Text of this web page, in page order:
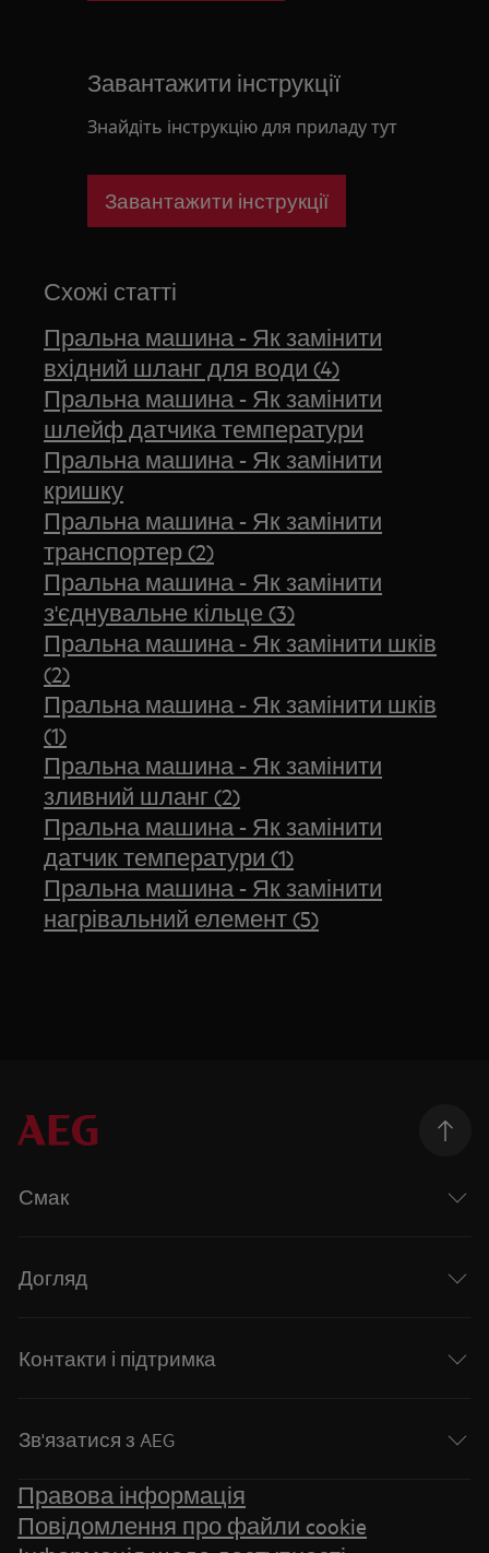
Завантажити інструкції
Знайдіть інструкцію для приладу тут
Завантажити інструкції
Схожі статті
Пральна машина - Як замінити
вхідний шланг для води (4)
Пральна машина - Як замінити
шлейф датчика температури
Пральна машина - Як замінити
кришку
Пральна машина - Як замінити
транспортер (2)
Пральна машина - Як замінити
з'єднувальне кільце (3)
Пральна машина - Як замінити шків
(2)
Пральна машина - Як замінити шків
(1)
Пральна машина - Як замінити
зливний шланг (2)
Пральна машина - Як замінити
датчик температури (1)
Пральна машина - Як замінити
нагрівальний елемент (5)
Смак
Догляд
Контакти і підтримка
Зв'язатися з AEG
Правова інформація
Повідомлення про файли cookie